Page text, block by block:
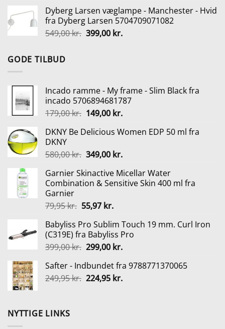
pris
var:
599,00 kr..
pris
er:
449,00 kr..
Dyberg Larsen væglampe - Manchester - Hvid
fra Dyberg Larsen 5704709071082
549,00kr. Den
399,00 kr.Den
GODE TILBUD
Incado ramme - My frame - Slim Black fra
incado 5706894681787
179,00kr. Den
pris
179,00 kr..
149,00 kr.Den
pris
149,00 kr..
DKNY Be Delicious Women EDP 50 ml fra
DKNY
580,00kr. Den
pris
var:
349,00 kr.Den
pris
er:
Garnier Skinactive Micellar Water
Combination & Sensitive Skin 400 ml fra
Garnier
79,95kr. Den
pris
var:
79,95 kr..
55,97 kr.Den
pris
er:
55,97 kr..
Babyliss Pro Sublim Touch 19 mm. Curl Iron
(C319E) fra Babyliss Pro
399,00kr. Den
pris
var:
299,00 kr.Den
pris
er:
Safter - Indbundet fra 9788771370065
249,95kr. Den
224,95 kr.Den
NYTTIGE LINKS